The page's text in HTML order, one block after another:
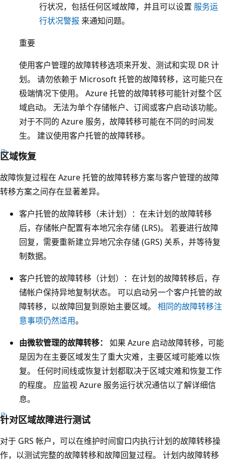
Z
R
S
和
L
R
S
框
。
标
记
异
地
复
制
的
箭
头
从
要
区
域
中
的
Z
S
行状况，包括任何区域故障，并且可以设置 服务运
行状况警报 来通知问题。
重要
使用客户管理的故障转移选项来开发、测试和实现 DR 计
划。 请勿依赖于 Microsoft 托管的故障转移，这可能只在
极端情况下使用。 Azure 托管的故障转移可能针对整个区
域启动。 无法为单个存储帐户、订阅或客户启动该功能。
对于不同的 Azure 服务，故障转移可能在不同的时间发
生。 建议使用客户托管的故障转移。
区域恢复
故障恢复过程在 Azure 托管的故障转移方案与客户管理的故障
转移方案之间存在显著差异。
客户托管的故障转移（未计划）：在未计划的故障转移
后，存储帐户配置有本地冗余存储 (LRS)。 若要进行故障
回复，需要重新建立异地冗余存储 (GRS) 关系，并等待复
制数据。
客户托管的故障转移（计划）：在计划的故障转移后，存
储帐户保持异地复制状态。 可以启动另一个客户托管的故
障转移，以故障回复到原始主要区域。 相同的故障转移注
意事项仍然适用。
由微软管理的故障转移：
如果 Azure 启动故障转移，可能
是因为在主要区域发生了重大灾难，主要区域可能难以恢
复。 任何时间线或恢复计划都取决于区域灾难和恢复工作
的程度。 应监视 Azure 服务运行状况通信以了解详细信
息。
针对区域故障进行测试
对于 GRS 帐户，可以在维护时间窗口内执行计划的故障转移操
作，以测试完整的故障转移和故障回复过程。 计划内故障转移